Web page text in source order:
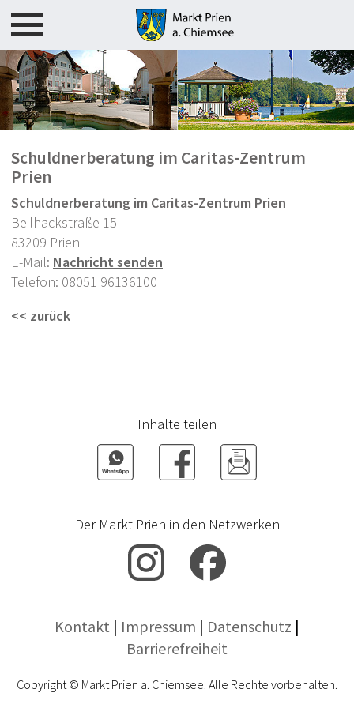
Rathaus
Bürgerservice
Übersicht
Bauamt - Serviceportal
Bauleitplanverfahren
Baustelleninformationen
Standesamt - Heiraten in Prien
Hilfseinrichtungen
Rentenberatung
Elektrizitätswerk
Gärtnerei
Schuldnerberatung im Caritas-Zentrum
Prien
Schuldnerberatung im Caritas-Zentrum Prien
Beilhackstraße 15
83209 Prien
E-Mail: Nachricht senden
Telefon: 08051 96136100
<< zurück
Inhalte teilen
Der Markt Prien in den Netzwerken
Kontakt | Impressum | Datenschutz |
Barrierefreiheit
Copyright © Markt Prien a. Chiemsee. Alle Rechte vorbehalten.